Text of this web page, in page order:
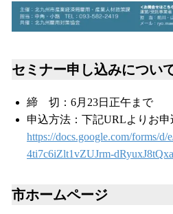
セミナー申し込みについ
締 切：6月23日正午まで
申込方法：下記URLよりお申
https://docs.google.com/forms/
4ti7c6iZlt1vZUJrm-
市ホームページ